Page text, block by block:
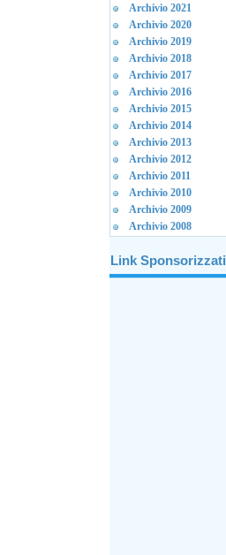
Archivio 2021
Archivio 2020
Archivio 2019
Archivio 2018
Archivio 2017
Archivio 2016
Archivio 2015
Archivio 2014
Archivio 2013
Archivio 2012
Archivio 2011
Archivio 2010
Archivio 2009
Archivio 2008
Link Sponsorizzati